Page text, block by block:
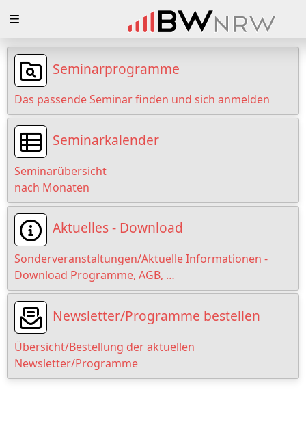
Loading
Loading
Loading
Loading
Loading
Loading
Seminarprogramme
Das passende Seminar finden und sich anmelden
Seminarkalender
Seminarübersicht
nach Monaten
Aktuelles - Download
Sonderveranstaltungen/Aktuelle Informationen -
Download Programme, AGB, …
Newsletter/Programme bestellen
Übersicht/Bestellung der aktuellen
Newsletter/Programme